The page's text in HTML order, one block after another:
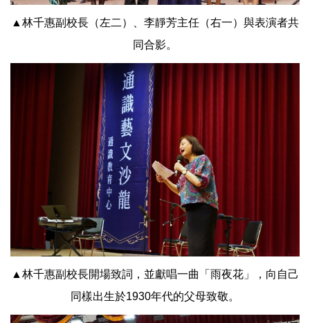
▲林千惠副校長（左二）、李靜芳主任（右一）與表演者共
同合影。
▲林千惠副校長開場致詞，並獻唱一曲「雨夜花」，向自己
同樣出生於1930年代的父母致敬。